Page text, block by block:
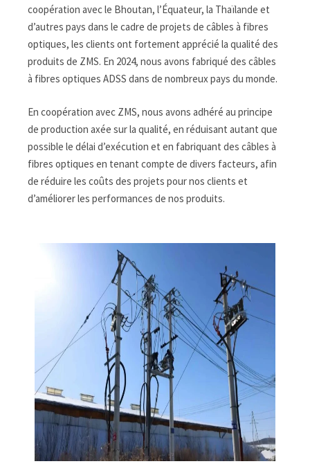
coopération avec le Bhoutan, l’Équateur, la Thaïlande et
d’autres pays dans le cadre de projets de câbles à fibres
optiques, les clients ont fortement apprécié la qualité des
produits de ZMS. En 2024, nous avons fabriqué des câbles
à fibres optiques ADSS dans de nombreux pays du monde.
En coopération avec ZMS, nous avons adhéré au principe
de production axée sur la qualité, en réduisant autant que
possible le délai d’exécution et en fabriquant des câbles à
fibres optiques en tenant compte de divers facteurs, afin
de réduire les coûts des projets pour nos clients et
d’améliorer les performances de nos produits.